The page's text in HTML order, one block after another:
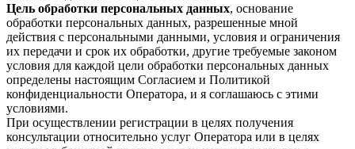
Цель обработки персональных данных, основание
обработки персональных данных, разрешенные мной
действия с персональными данными, условия и ограничения
их передачи и срок их обработки, другие требуемые законом
условия для каждой цели обработки персональных данных
определены настоящим Согласием и Политикой
конфиденциальности Оператора, и я соглашаюсь с этими
условиями.
При осуществлении регистрации в целях получения
консультации относительно услуг Оператора или в целях